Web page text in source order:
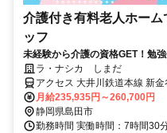
介護付き有料老人ホー
ッフ
未経験から介護の資格GET！勉
ポートが好評◎／上場企業だから
ラ・ナシカ しまだ
アクセス 大井川鉄道本線 新
（静岡県）出口(大井川鉄道)
県）出口(大井川鉄道)徒歩約
通勤可/駐車場有
月給235,935円～260,700円
静岡県島田市
勤務時間 実働時間：7時間30